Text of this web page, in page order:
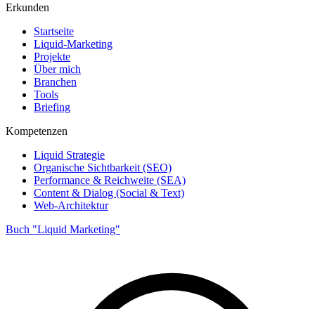
Erkunden
Startseite
Liquid-Marketing
Projekte
Über mich
Branchen
Tools
Briefing
Kompetenzen
Liquid Strategie
Organische Sichtbarkeit (SEO)
Performance & Reichweite (SEA)
Content & Dialog (Social & Text)
Web-Architektur
Buch "Liquid Marketing"